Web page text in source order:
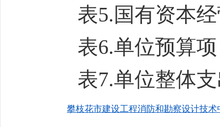
表5.国有资本
表6.单位预算
表7.单位整体
攀枝花市建设工程消防和勘察设计技